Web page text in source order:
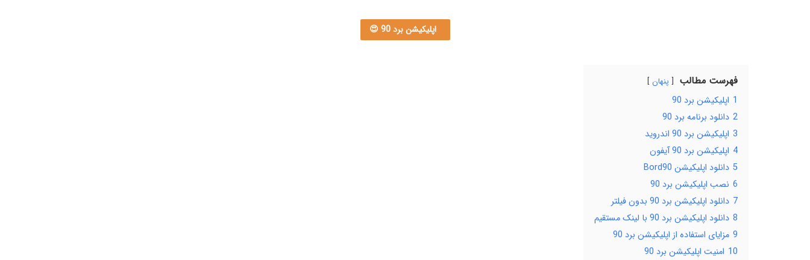
اپلیکیشن برد 90 😍
فهرست مطالب پنهان
1 اپلیکیشن برد 90
2 دانلود برنامه برد 90
3 اپلیکیشن برد 90 اندروید
4 اپلیکیشن برد 90 آیفون
5 دانلود اپلیکیشن Bord90
6 نصب اپلیکیشن برد 90
7 دانلود اپلیکیشن برد 90 بدون فیلتر
8 دانلود اپلیکیشن برد 90 با لینک مستقیم
9 مزایای استفاده از اپلیکیشن برد 90
10 امنیت اپلیکیشن برد 90